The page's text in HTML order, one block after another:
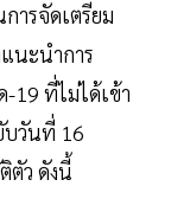
ารจัดเตรียม
นะนำการ
19 ที่ไม่ได้เข้า
บวันที่ 16
ตัว ดังนี้